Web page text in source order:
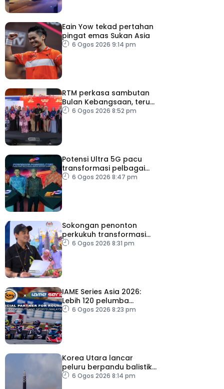
Eain Yow tekad pertahan
pingat emas Sukan Asia
6 Ogos 2026 9:14 pm
RTM perkasa sambutan
Bulan Kebangsaan, terus
dekati rakyat
6 Ogos 2026 8:52 pm
Potensi Ultra 5G pacu
transformasi pelbagai
sektor utama
6 Ogos 2026 8:47 pm
Sokongan penonton
perkukuh transformasi
RTM6 Ogos 2026 8:31 pm
IAME Series Asia 2026:
Lebih 120 pelumba
antarabangsa berentap
6 Ogos 2026 8:23 pm
Korea Utara lancar
peluru berpandu balistik
jarak dekat ke arah Laut
6 Ogos 2026 8:14 pm